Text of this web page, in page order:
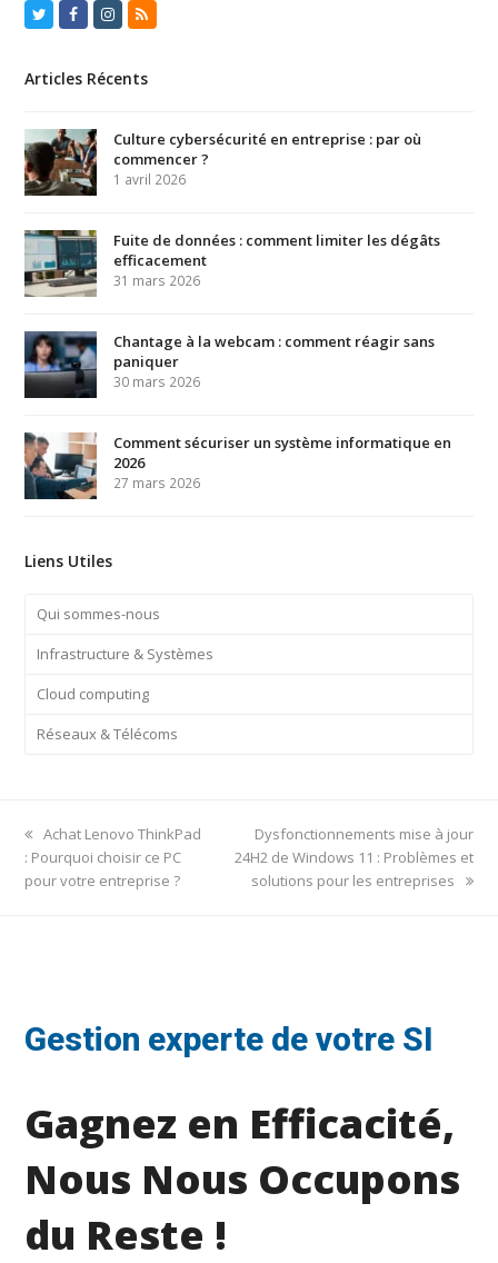
TwitterFacebook
Instagram
RSS
Articles Récents
Culture cybersécurité en entreprise : par où
commencer ?
1 avril 2026
Fuite de données : comment limiter les dégâts
efficacement
31 mars 2026
Chantage à la webcam : comment réagir sans
paniquer
30 mars 2026
Comment sécuriser un système informatique en
2026
27 mars 2026
Liens Utiles
Qui sommes-nous
Infrastructure & Systèmes
Cloud computing
Réseaux & Télécoms
previous
post:
Achat Lenovo ThinkPad
: Pourquoi choisir ce PC
pour votre entreprise ?
next
post:
Dysfonctionnements mise à jour
24H2 de Windows 11 : Problèmes et
solutions pour les entreprises
Gestion experte de votre SI
Gagnez en Efficacité,
Nous Nous Occupons
du Reste !